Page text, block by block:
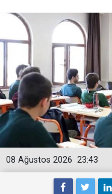
23:43
08 Ağustos 2026